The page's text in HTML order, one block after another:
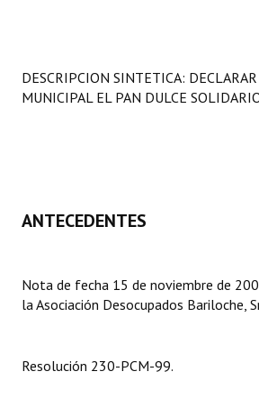
LEGISLACIÓN
Carta Orgánica 2007
Digesto
DOCUMENTOS
DESCRIPCION SINTETICA:
MUNICIPAL EL PAN DULCE
ANTECEDENTES
Nota de fecha 15 de noviembre de
la Asociación Desocupados Bariloche,
Resolución 230-PCM-99.